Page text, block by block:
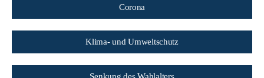
Corona
Klima- und Umweltschutz